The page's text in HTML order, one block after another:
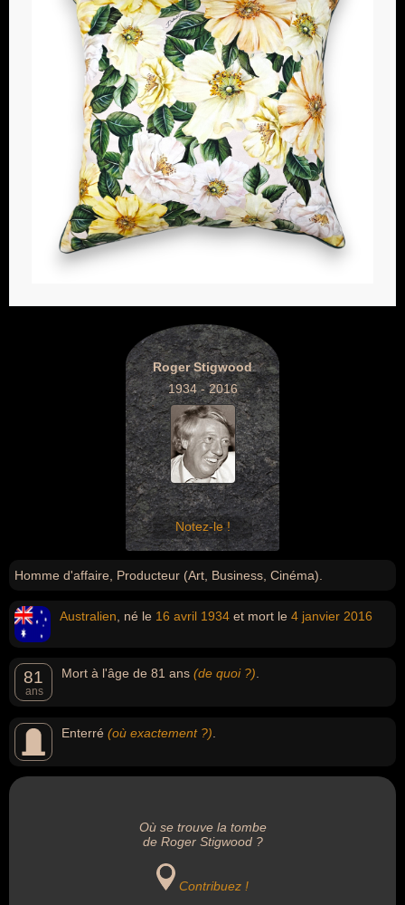
Roger Stigwood
1934 - 2016
Notez-le !
Homme d'affaire, Producteur (Art, Business, Cinéma).
Australien , né le 16 avril 1934 et mort le 4 janvier 2016
81
ans
Mort à l'âge de 81 ans (de quoi ?)
Enterré (où exactement ?)
Où se trouve la tombe
de Roger Stigwood ?
Contribuez !